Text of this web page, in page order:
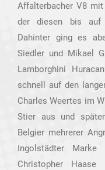
Affalterbacher V8
der diesen bis auf
Dahinter ging es
Siedler und Mikael
Lamborghini
schnell auf den
Charles Weertes im
Stier aus und
Belgier mehrerer
Ingolstädter
Christopher